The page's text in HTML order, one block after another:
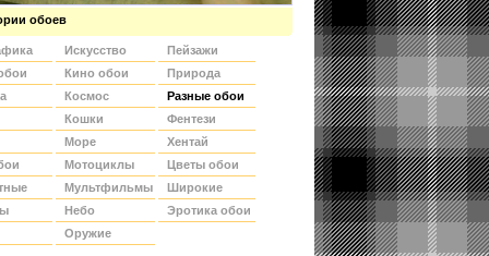
обоев
Искусство
Кино обои
Космос
Кошки
Море
Мотоциклы
Мультфильмы
Небо
Оружие
Пейзажи
Природа
Разные обои
Фентези
Хентай
Цветы обои
Широкие
Эротика обои